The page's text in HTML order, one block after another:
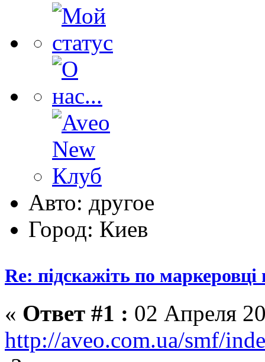
Авто: другое
Город: Киев
Re: підскажіть по
« Ответ #1 : 02 Апреля
http://aveo.com.ua/smf/